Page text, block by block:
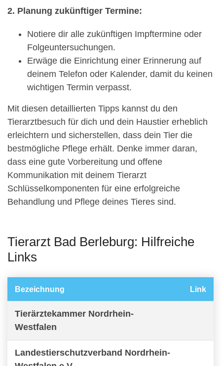
2. Planung zukünftiger Termine:
Notiere dir alle zukünftigen Impftermine oder
Folgeuntersuchungen.
Erwäge die Einrichtung einer Erinnerung auf
deinem Telefon oder Kalender, damit du keinen
wichtigen Termin verpasst.
Mit diesen detaillierten Tipps kannst du den
Tierarztbesuch für dich und dein Haustier erheblich
erleichtern und sicherstellen, dass dein Tier die
bestmögliche Pflege erhält. Denke immer daran,
dass eine gute Vorbereitung und offene
Kommunikation mit deinem Tierarzt
Schlüsselkomponenten für eine erfolgreiche
Behandlung und Pflege deines Tieres sind.
Tierarzt Bad Berleburg: Hilfreiche
Links
Bezeichnung Link
Tierärztekammer Nordrhein-
Westfalen
Landestierschutzverband Nordrhein-